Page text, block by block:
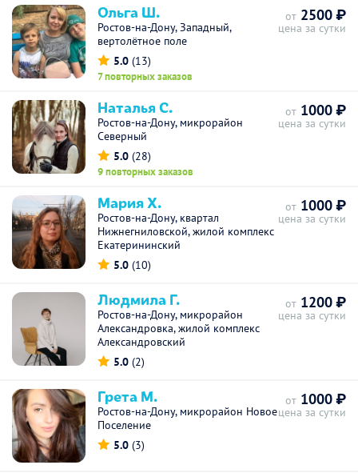
Ольга Ш.
Ростов-на-Дону, Западный,
вертолётное поле
5.0 (13)
7 повторных заказов
от 2500 ₽
цена за сутки
Наталья С.
Ростов-на-Дону, микрорайон
Северный
5.0 (28)
9 повторных заказов
от 1000 ₽
цена за сутки
Мария Х.
Ростов-на-Дону, квартал
Нижнегниловской, жилой комплекс
Екатерининский
5.0 (10)
от 1000 ₽
цена за сутки
Людмила Г.
Ростов-на-Дону, микрорайон
Александровка, жилой комплекс
Александровский
5.0 (2)
от 1200 ₽
цена за сутки
Грета М.
Ростов-на-Дону, микрорайон Новое
Поселение
5.0 (3)
от 1000 ₽
цена за сутки